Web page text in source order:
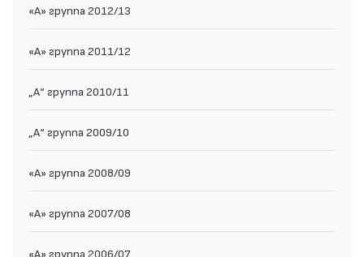
«А» группа 2012/13
«А» группа 2011/12
„А“ группа 2010/11
„А“ группа 2009/10
«А» группа 2008/09
«А» группа 2007/08
«А» группа 2006/07